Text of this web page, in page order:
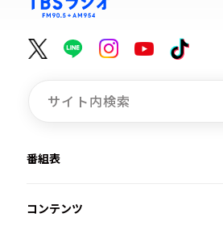
番組表
コンテンツ